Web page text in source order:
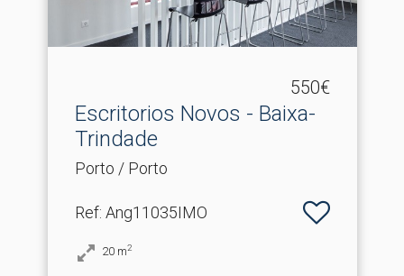
550€
Escritorios Novos - Baixa-
Trindade
Porto / Porto
Ref: Ang11035IMO
20 m2